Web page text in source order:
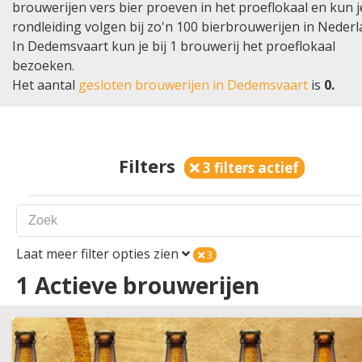
brouwerijen vers bier proeven in het proeflokaal en kun
rondleiding volgen bij zo'n 100 bierbrouwerijen in
In Dedemsvaart kun je bij 1 brouwerij het proeflokaal
bezoeken.
Het aantal gesloten brouwerijen in Dedemsvaart is 0.
Filters 3 filters actief
Land 1
Nederland
België
Laat meer filter opties zien 3
1 Actieve brouwerijen